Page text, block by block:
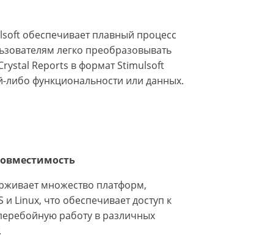
обеспечивает плавный процесс
легко преобразовывать
Reports в формат Stimulsoft
либо функциональности или данных.
множество платформ,
Linux, что обеспечивает доступ к
работу в различных